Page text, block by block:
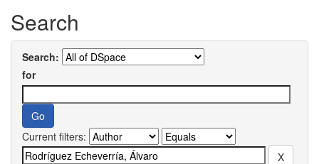
Search
Search:
for
Current filters: